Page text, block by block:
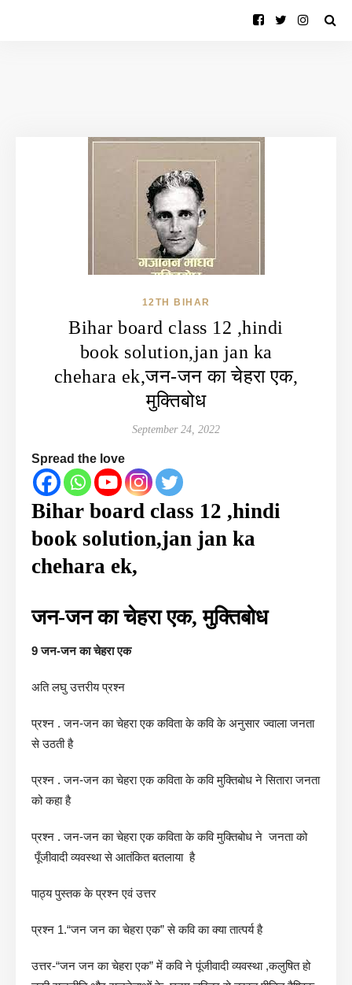
12TH BIHAR
Bihar board class 12 ,hindi
book solution,jan jan ka
chehara ek,जन-जन का चेहरा एक,
मुक्तिबोध
September 24, 2022
Spread the love
Bihar board class 12 ,hindi
book solution,jan jan ka
chehara ek,
जन-जन का चेहरा एक, मुक्तिबोध
9 जन-जन का चेहरा एक
अति लघु उत्तरीय प्रश्न
प्रश्न . जन-जन का चेहरा एक कविता के कवि के अनुसार ज्वाला जनता
से उठती है
प्रश्न . जन-जन का चेहरा एक कविता के कवि मुक्तिबोध ने सितारा जनता
को कहा है
प्रश्न . जन-जन का चेहरा एक कविता के कवि मुक्तिबोध ने जनता को
पूँजीवादी व्यवस्था से आतंकित बतलाया है
पाठ्य पुस्तक के प्रश्न एवं उत्तर
प्रश्न 1.“जन जन का चेहरा एक” से कवि का क्या तात्पर्य है
उत्तर-“जन जन का चेहरा एक” में कवि ने पूंजीवादी व्यवस्था ,कलुषित हो